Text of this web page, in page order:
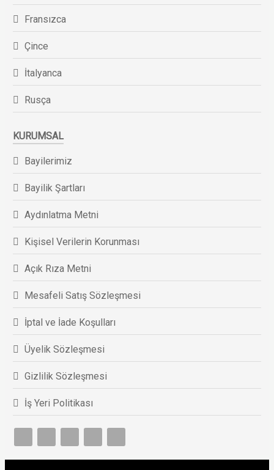
Fransızca
Çince
İtalyanca
Rusça
KURUMSAL
Bayilerimiz
Bayilik Şartları
Aydınlatma Metni
Kişisel Verilerin Korunması
Açık Rıza Metni
Mesafeli Satış Sözleşmesi
İptal ve İade Koşulları
Üyelik Sözleşmesi
Gizlilik Sözleşmesi
İş Yeri Politikası